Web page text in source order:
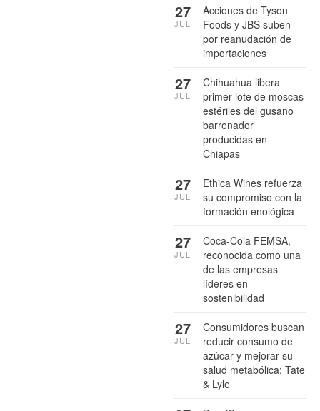
Acciones de Tyson
Foods y JBS suben
por reanudación de
importaciones
27
JUL
Chihuahua libera
primer lote de moscas
estériles del gusano
barrenador
producidas en
Chiapas
27
JUL
Ethica Wines refuerza
su compromiso con la
formación enológica
27
JUL
Coca-Cola FEMSA,
reconocida como una
de las empresas
líderes en
sostenibilidad
27
JUL
Consumidores buscan
reducir consumo de
azúcar y mejorar su
salud metabólica: Tate
& Lyle
27
JUL